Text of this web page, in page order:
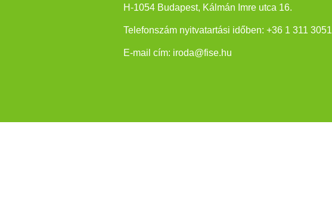
H-1054 Budapest, Kálmán Imre utca 16.
Telefonszám nyitvatartási időben: +36 1 311 3051
E-mail cím: iroda@fise.hu